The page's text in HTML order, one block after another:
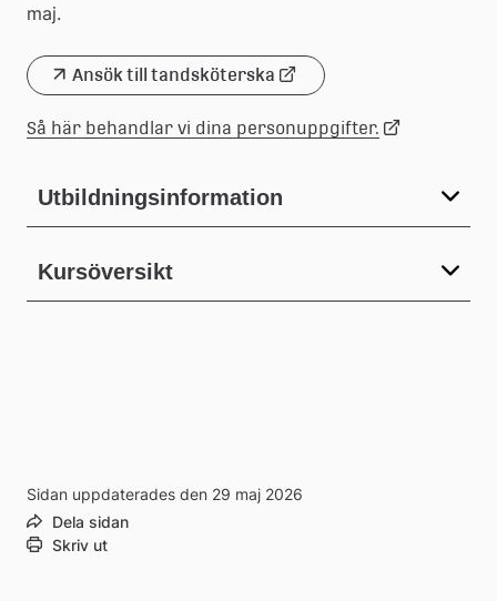
maj.
Ansök till tandsköterska
Länk
till
webbplats
Så här behandlar vi dina personuppgifter. Länk
Utbildningsinformation
Kursöversikt
Sidan uppdaterades den 29 maj 2026
Dela sidan
Skriv ut